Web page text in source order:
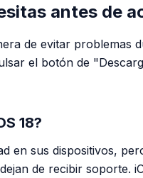
antes de
de evitar problemas
el botón de
18?
en sus dispositivos,
de recibir soporte.